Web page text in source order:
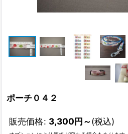
ポーチ０４２
販売価格: 3,300円～(税込)